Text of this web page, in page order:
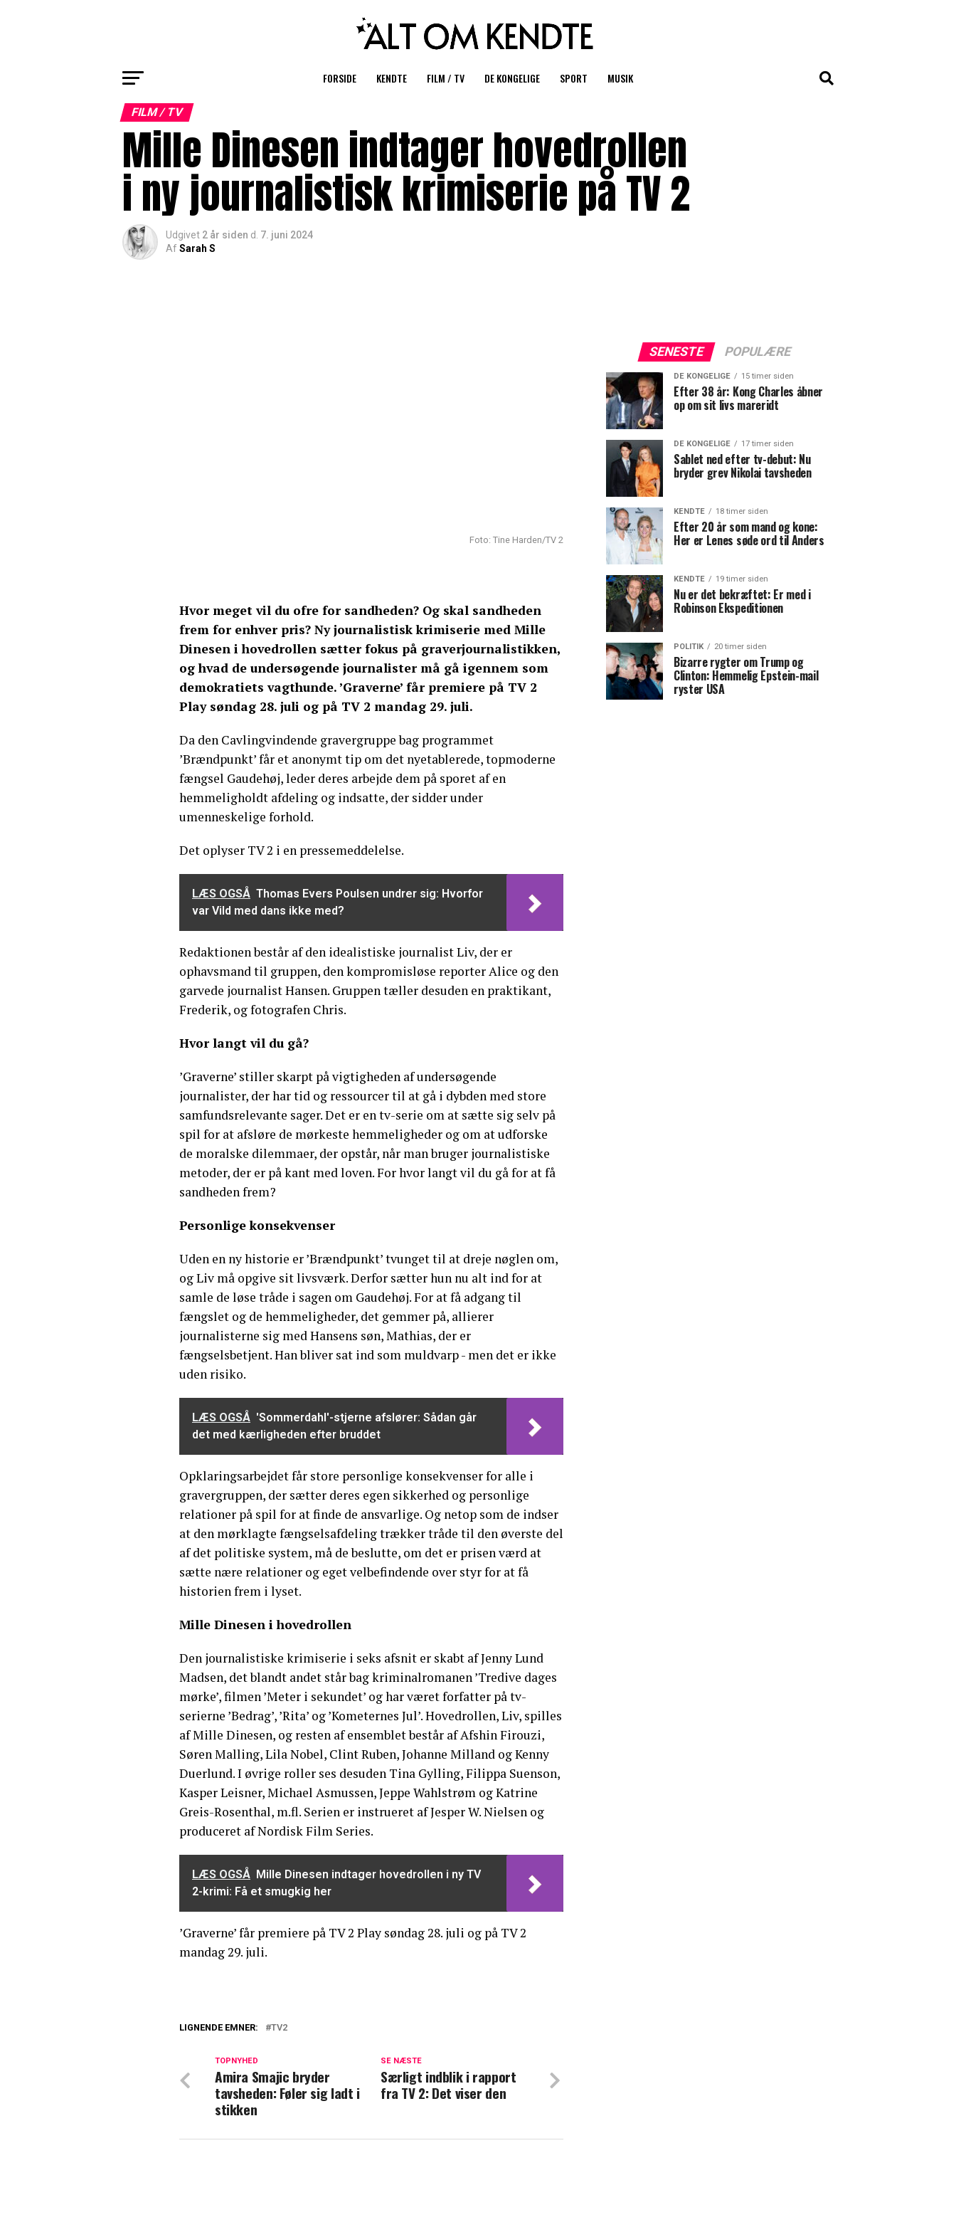
FORSIDE KENDTE FILM / TV DE KONGELIGE SPORT MUSIK
FILM / TV
Mille Dinesen indtager hovedrollen
i ny journalistisk krimiserie på TV 2
Udgivet 2 år siden d. 7. juni 2024
AfSarah S
Foto: Tine Harden/TV 2
Hvor meget vil du ofre for sandheden? Og skal sandheden
frem for enhver pris? Ny journalistisk krimiserie med Mille
Dinesen i hovedrollen sætter fokus på graverjournalistikken,
og hvad de undersøgende journalister må gå igennem som
demokratiets vagthunde. ’Graverne’ får premiere på TV 2
Play søndag 28. juli og på TV 2 mandag 29. juli.
Da den Cavlingvindende gravergruppe bag programmet
’Brændpunkt’ får et anonymt tip om det nyetablerede, topmoderne
fængsel Gaudehøj, leder deres arbejde dem på sporet af en
hemmeligholdt afdeling og indsatte, der sidder under
umenneskelige forhold.
Det oplyser TV 2 i en pressemeddelelse.
LÆS OGSÅ Thomas Evers Poulsen undrer sig: Hvorfor
var Vild med dans ikke med?
Redaktionen består af den idealistiske journalist Liv, der er
ophavsmand til gruppen, den kompromisløse reporter Alice og den
garvede journalist Hansen. Gruppen tæller desuden en praktikant,
Frederik, og fotografen Chris.
Hvor langt vil du gå?
’Graverne’ stiller skarpt på vigtigheden af undersøgende
journalister, der har tid og ressourcer til at gå i dybden med store
samfundsrelevante sager. Det er en tv-serie om at sætte sig selv på
spil for at afsløre de mørkeste hemmeligheder og om at udforske
de moralske dilemmaer, der opstår, når man bruger journalistiske
metoder, der er på kant med loven. For hvor langt vil du gå for at få
sandheden frem?
Personlige konsekvenser
Uden en ny historie er ’Brændpunkt’ tvunget til at dreje nøglen om,
og Liv må opgive sit livsværk. Derfor sætter hun nu alt ind for at
samle de løse tråde i sagen om Gaudehøj. For at få adgang til
fængslet og de hemmeligheder, det gemmer på, allierer
journalisterne sig med Hansens søn, Mathias, der er
fængselsbetjent. Han bliver sat ind som muldvarp - men det er ikke
uden risiko.
LÆS OGSÅ 'Sommerdahl'-stjerne afslører: Sådan går
det med kærligheden efter bruddet
Opklaringsarbejdet får store personlige konsekvenser for alle i
gravergruppen, der sætter deres egen sikkerhed og personlige
relationer på spil for at finde de ansvarlige. Og netop som de indser
at den mørklagte fængselsafdeling trækker tråde til den øverste del
af det politiske system, må de beslutte, om det er prisen værd at
sætte nære relationer og eget velbefindende over styr for at få
historien frem i lyset.
Mille Dinesen i hovedrollen
Den journalistiske krimiserie i seks afsnit er skabt af Jenny Lund
Madsen, det blandt andet står bag kriminalromanen ’Tredive dages
mørke’, filmen ’Meter i sekundet’ og har været forfatter på tv-
serierne ’Bedrag’, ’Rita’ og ’Kometernes Jul’. Hovedrollen, Liv, spilles
af Mille Dinesen, og resten af ensemblet består af Afshin Firouzi,
Søren Malling, Lila Nobel, Clint Ruben, Johanne Milland og Kenny
Duerlund. I øvrige roller ses desuden Tina Gylling, Filippa Suenson,
Kasper Leisner, Michael Asmussen, Jeppe Wahlstrøm og Katrine
Greis-Rosenthal, m.fl. Serien er instrueret af Jesper W. Nielsen og
produceret af Nordisk Film Series.
LÆS OGSÅ Mille Dinesen indtager hovedrollen i ny TV
2-krimi: Få et smugkig her
’Graverne’ får premiere på TV 2 Play søndag 28. juli og på TV 2
mandag 29. juli.
TV 2 præsenterer nu to nye værter til Hjertegalla
LIGNENDE EMNER: TV2
SE NÆSTE
Særligt indblik i rapport
fra TV 2: Det viser den
TOPNYHED
Amira Smajic bryder
tavsheden: Føler sig ladt i
stikken
SENESTE POPULÆRE
DE KONGELIGE 15 timer siden
Efter 38 år: Kong Charles åbner
op om sit livs mareridt
DE KONGELIGE 17 timer siden
Sablet ned efter tv-debut: Nu
bryder grev Nikolai tavsheden
KENDTE 18 timer siden
Efter 20 år som mand og kone:
Her er Lenes søde ord til Anders
KENDTE 19 timer siden
Nu er det bekræftet: Er med i
Robinson Ekspeditionen
POLITIK 20 timer siden
Bizarre rygter om Trump og
Clinton: Hemmelig Epstein-mail
ryster USA